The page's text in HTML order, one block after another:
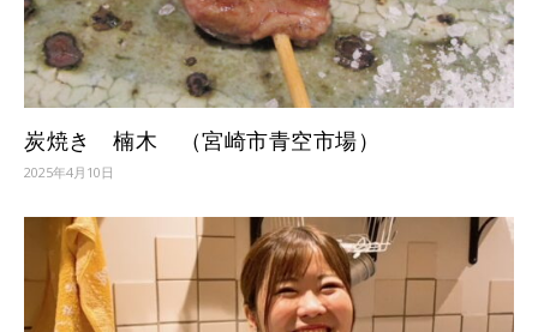
炭焼き 楠木 （宮崎市青空市場）
2025年4月10日